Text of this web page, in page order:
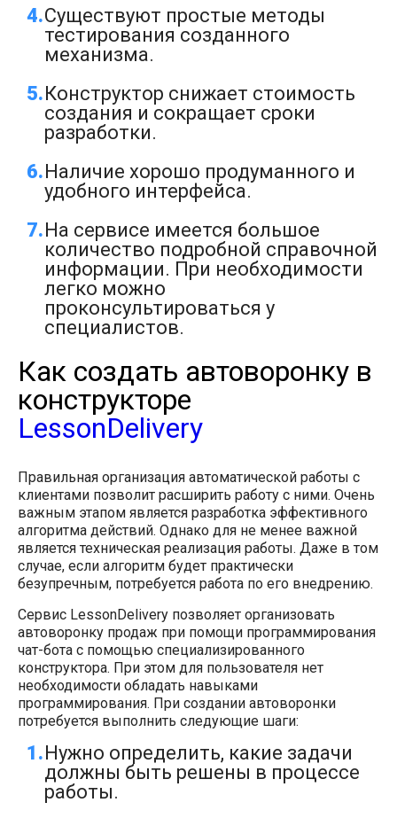
Существуют простые методы
тестирования созданного
механизма.
Конструктор снижает стоимость
создания и сокращает сроки
разработки.
Наличие хорошо продуманного и
удобного интерфейса.
На сервисе имеется большое
количество подробной справочной
информации. При необходимости
легко можно
проконсультироваться у
специалистов.
Как создать автоворонку в
конструкторе
LessonDelivery
Правильная организация автоматической работы с
клиентами позволит расширить работу с ними. Очень
важным этапом является разработка эффективного
алгоритма действий. Однако для не менее важной
является техническая реализация работы. Даже в том
случае, если алгоритм будет практически
безупречным, потребуется работа по его внедрению.
Сервис LessonDelivery позволяет организовать
автоворонку продаж при помощи программирования
чат-бота с помощью специализированного
конструктора. При этом для пользователя нет
необходимости обладать навыками
программирования. При создании автоворонки
потребуется выполнить следующие шаги:
Нужно определить, какие задачи
должны быть решены в процессе
работы.